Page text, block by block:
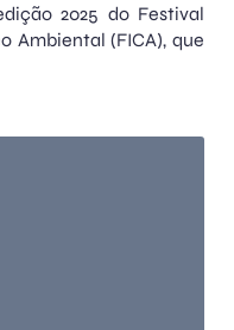
2025 do Festival
Ambiental (FICA), que